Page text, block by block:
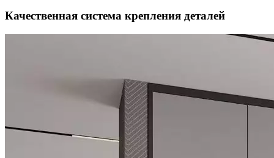
Качественная система крепления деталей